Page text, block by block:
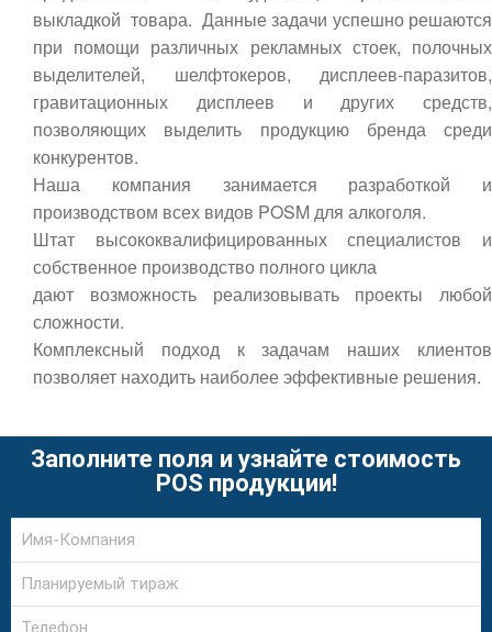
выкладкой товара. Данные задачи успешно решаются
при помощи различных рекламных стоек, полочных
выделителей, шелфтокеров, дисплеев-паразитов,
гравитационных дисплеев и других средств,
позволяющих выделить продукцию бренда среди
конкурентов.
Наша компания занимается разработкой и
производством всех видов POSM для алкоголя.
Штат высококвалифицированных специалистов и
собственное производство полного цикла
дают возможность реализовывать проекты любой
сложности.
Комплексный подход к задачам наших клиентов
позволяет находить наиболее эффективные решения.
Заполните поля и узнайте стоимость
POS продукции!